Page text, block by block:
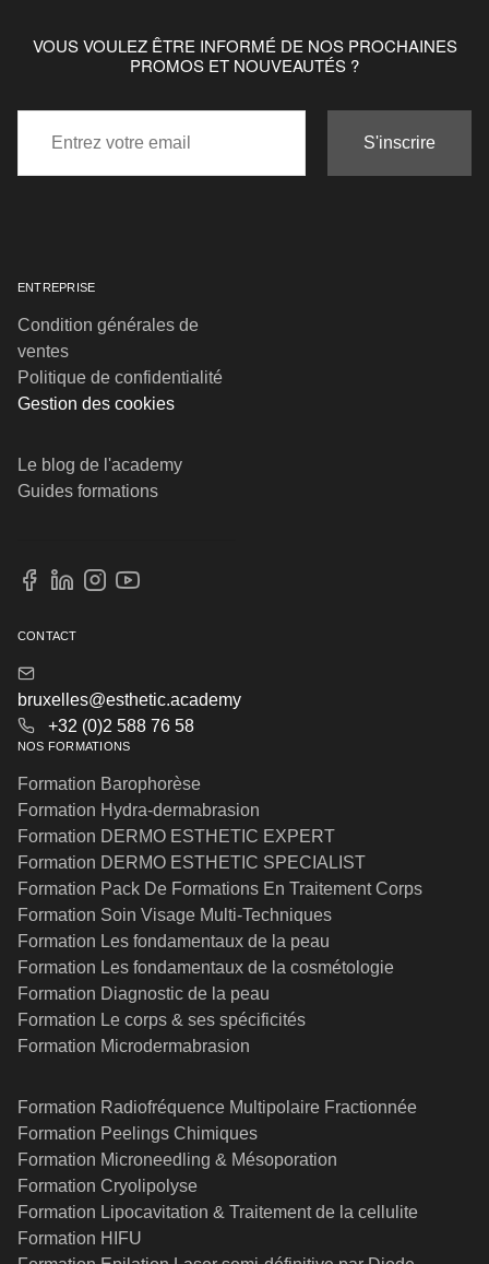
VOUS VOULEZ ÊTRE INFORMÉ DE NOS PROCHAINES
PROMOS ET NOUVEAUTÉS ?
S'inscrire
ENTREPRISE
Condition générales de
ventes
Politique de confidentialité
Gestion des cookies
Le blog de l'academy
Guides formations
CONTACT
bruxelles@esthetic.academy
+32 (0)2 588 76 58
NOS FORMATIONS
Formation Barophorèse
Formation Hydra-dermabrasion
Formation DERMO ESTHETIC EXPERT
Formation DERMO ESTHETIC SPECIALIST
Formation Pack De Formations En Traitement Corps
Formation Soin Visage Multi-Techniques
Formation Les fondamentaux de la peau
Formation Les fondamentaux de la cosmétologie
Formation Diagnostic de la peau
Formation Le corps & ses spécificités
Formation Microdermabrasion
Formation Radiofréquence Multipolaire Fractionnée
Formation Peelings Chimiques
Formation Microneedling & Mésoporation
Formation Cryolipolyse
Formation Lipocavitation & Traitement de la cellulite
Formation HIFU